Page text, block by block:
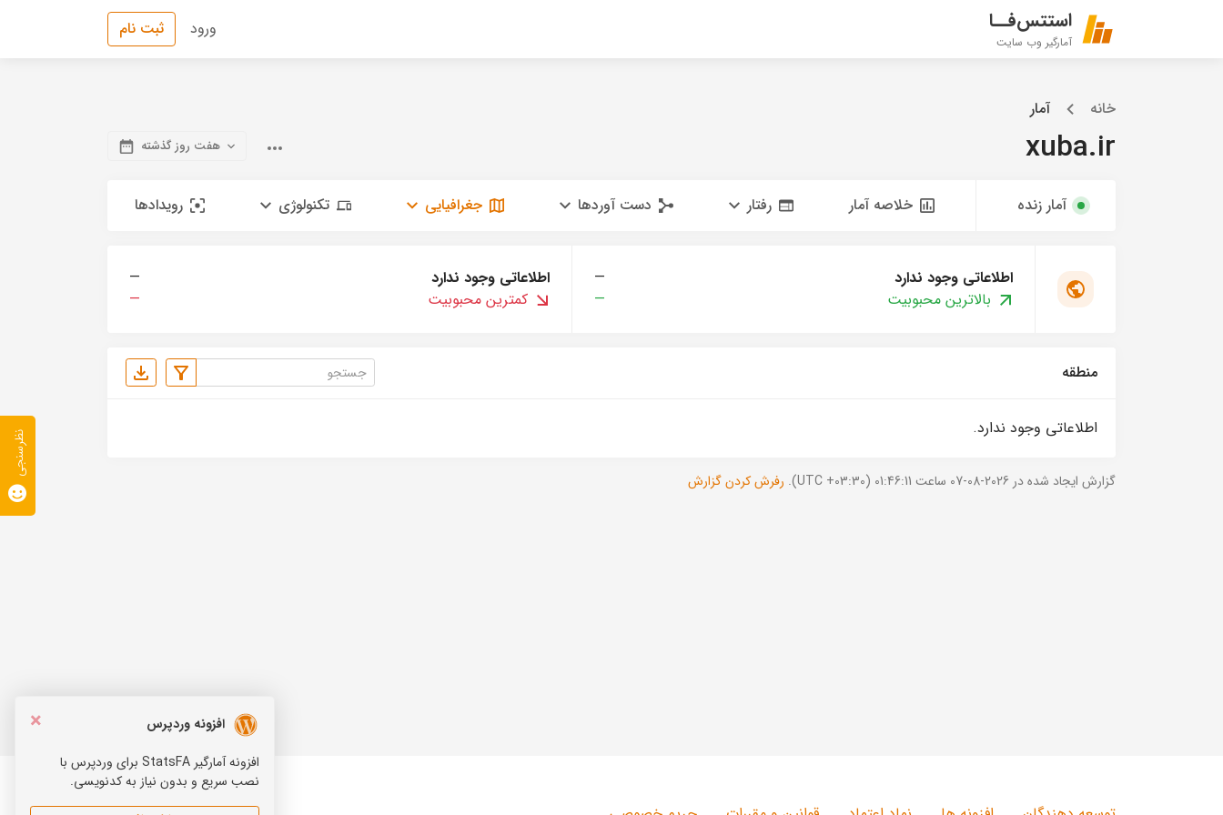
استتس‌فــا
آمارگیر وب سایت
ورود ثبت نام
خانه آمار
xuba.ir هفت روز گذشته
آمار زنده خلاصه آمار رفتار دست آوردها جغرافیایی تکنولوژی رویدادها
اطلاعاتی وجود ندارد
—
بالاترین محبوبیت
—
اطلاعاتی وجود ندارد
—
کمترین محبوبیت
—
منطقه
اطلاعاتی وجود ندارد.
گزارش ایجاد شده در 2026-08-07 ساعت 01:46:11 (UTC +03:30). رفرش کردن گزارش
×
افزونه وردپرس
افزونه آمارگیر StatsFA برای وردپرس با
نصب سریع و بدون نیاز به کدنویسی.
نظرسنجی